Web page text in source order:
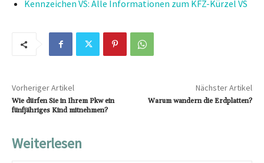
Kennzeichen VS: Alle Informationen zum KFZ-Kürzel VS
Vorheriger Artikel
Wie dürfen Sie in Ihrem Pkw ein
fünfjähriges Kind mitnehmen?
Nächster Artikel
Warum wandern die Erdplatten?
Weiterlesen